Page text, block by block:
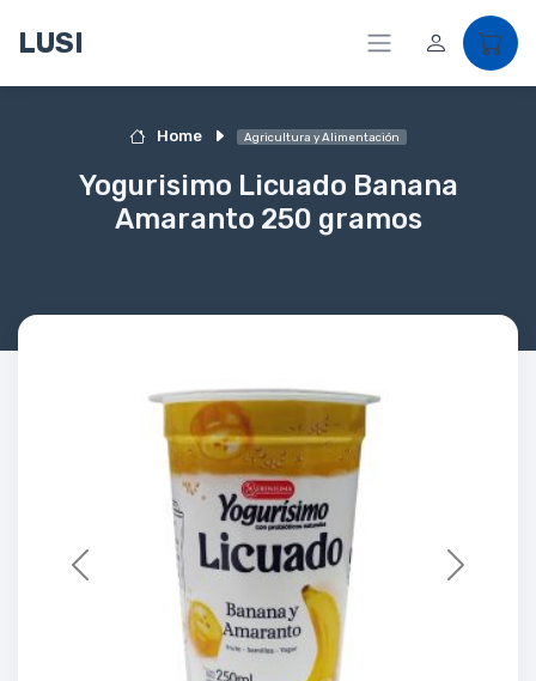
LUSI
Home Agricultura y Alimentación
Yogurisimo Licuado Banana
Amaranto 250 gramos
Previous Next